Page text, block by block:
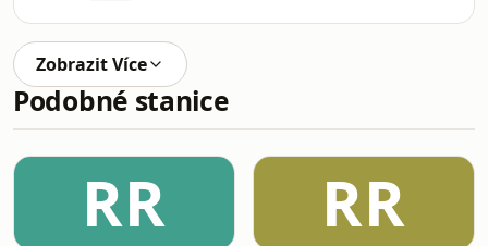
Zobrazit Více
Podobné stanice
RR RR